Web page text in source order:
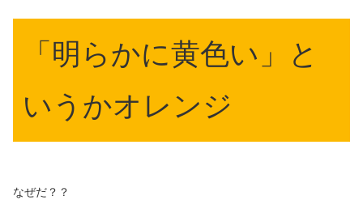
「明らかに黄色い」と
いうかオレンジ
なぜだ？？